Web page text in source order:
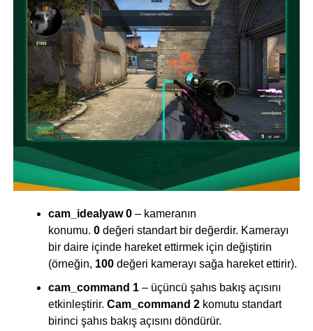
cam_idealyaw 0 – kameranın
konumu. 0 değeri standart bir değerdir. Kamerayı
bir daire içinde hareket ettirmek için değiştirin
(örneğin, 100 değeri kamerayı sağa hareket ettirir).
cam_command 1 – üçüncü şahıs bakış açısını
etkinleştirir. Cam_command 2 komutu standart
birinci şahıs bakış açısını döndürür.